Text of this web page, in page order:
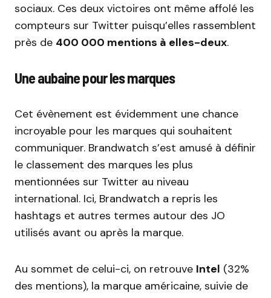
sociaux. Ces deux victoires ont même affolé les
compteurs sur Twitter puisqu’elles rassemblent
près de 400 000 mentions à elles-deux.
Une aubaine pour les marques
Cet évènement est évidemment une chance
incroyable pour les marques qui souhaitent
communiquer. Brandwatch s’est amusé à définir
le classement des marques les plus
mentionnées sur Twitter au niveau
international. Ici, Brandwatch a repris les
hashtags et autres termes autour des JO
utilisés avant ou après la marque.
Au sommet de celui-ci, on retrouve Intel (32%
des mentions), la marque américaine, suivie de